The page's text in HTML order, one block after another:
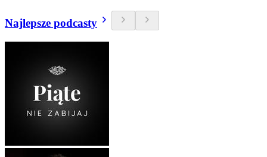
Najlepsze podcasty